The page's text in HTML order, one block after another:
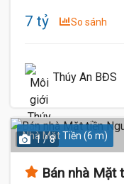
7 tỷ So sánh
Thúy An BĐS
Nhà Mặt Tiền (6 m)
1 / 8
Bán nhà Mặt